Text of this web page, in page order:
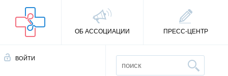
ОБ АССОЦИАЦИИ ПРЕСС-ЦЕНТР
ВОЙТИ